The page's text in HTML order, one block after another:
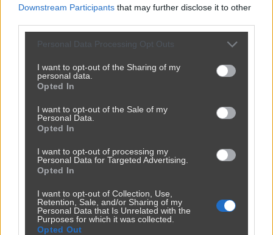
Downstream Participants that may further disclose it to other
Personal Data Processing Opt Outs
I want to opt-out of the Sharing of my
personal data.
Opted In
I want to opt-out of the Sale of my
Personal Data.
Opted In
I want to opt-out of processing my
Personal Data for Targeted Advertising.
Opted In
I want to opt-out of Collection, Use,
Retention, Sale, and/or Sharing of my
Personal Data that Is Unrelated with the
Purposes for which it was collected.
Opted Out
Dolaczone materialy:
Maks. 10MB. Dozwolone formaty: JPG, PNG, GIF, WebP, PDF
Zapisz zgłoszenie